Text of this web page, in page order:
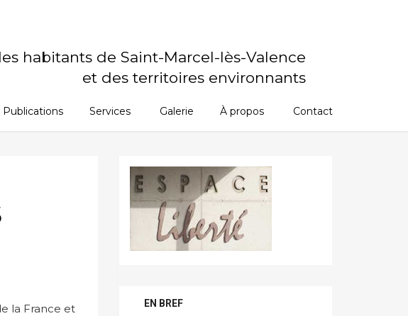
habitants de Saint-Marcel-lès-Valence
et des territoires environnants
Publications Services Galerie À propos Contact
la France et
EN BREF